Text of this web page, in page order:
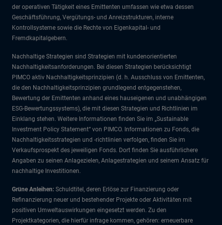
der operativen Tätigkeit eines Emittenten umfassen wie etwa dessen
Geschäftsführung, Vergütungs- und Anreizstrukturen, interne
Kontrollsysteme sowie die Rechte von Eigenkapital- und
Fremdkapitalgebern.
Nachhaltige Strategien sind Strategien mit kundenorientierten
Nachhaltigkeitsanforderungen. Bei diesen Strategien berücksichtigt
PIMCO aktiv Nachhaltigkeitsprinzipien (d. h. Ausschluss von Emittenten,
die den Nachhaltigkeitsprinzipien grundlegend entgegenstehen,
Bewertung der Emittenten anhand eines hauseigenen und unabhängigen
ESG-Bewertungssystems), die mit diesen Strategien und Richtlinien im
Einklang stehen. Weitere Informationen finden Sie im „Sustainable
Investment Policy Statement“ von PIMCO. Informationen zu Fonds, die
Nachhaltigkeitsstrategien und -richtlinien verfolgen, finden Sie im
Verkaufsprospekt des jeweiligen Fonds. Dort finden Sie ausführlichere
Angaben zu seinen Anlagezielen, Anlagestrategien und seinem Ansatz für
nachhaltige Investitionen.
Grüne Anleihen: Schuldtitel, deren Erlöse zur Finanzierung oder
Refinanzierung neuer und bestehender Projekte oder Aktivitäten mit
positiven Umweltauswirkungen eingesetzt werden. Zu den
Projektkategorien, die hierfür infrage kommen, gehören: erneuerbare